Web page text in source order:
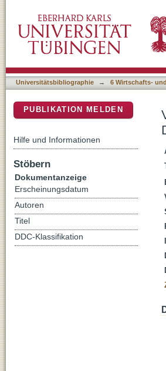
and Linguistic Complexity
Universitätsbibliographie → 6 Wirtschafts-
PUBLIKATION MELDEN
Hilfe und Informationen
Stöbern
Dokumentanzeige
Erscheinungsdatum
Autoren
Titel
DDC-Klassifikation